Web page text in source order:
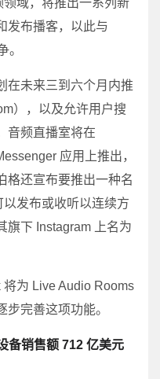
域，将推出一系列新
发布播客，以此与
。
未来三到六个月内推
），以及允许用户搜
音频直播室将在
应用上推出，
格还宣布要推出一种名
以发布或收听以连续方
旗下 Instagram 上名为
为 Live Audio Rooms
完善这项功能。
备销售额 712 亿美元